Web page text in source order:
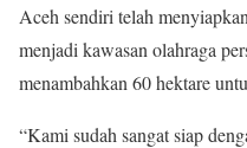
Aceh sendiri telah
menjadi kawasan olahraga
menambahkan 60 hektare
“Kami sudah sangat siap